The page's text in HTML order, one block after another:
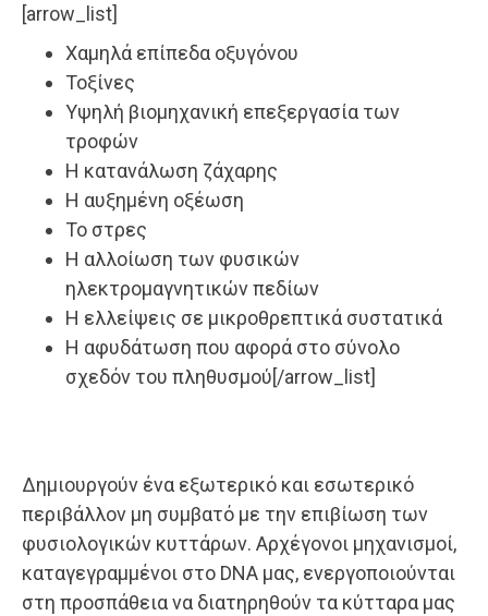
[arrow_list]
Χαμηλά επίπεδα οξυγόνου
Τοξίνες
Υψηλή βιομηχανική επεξεργασία των
τροφών
Η κατανάλωση ζάχαρης
Η αυξημένη οξέωση
Το στρες
Η αλλοίωση των φυσικών
ηλεκτρομαγνητικών πεδίων
Η ελλείψεις σε μικροθρεπτικά συστατικά
Η αφυδάτωση που αφορά στο σύνολο
σχεδόν του πληθυσμού[/arrow_list]
Δημιουργούν ένα εξωτερικό και εσωτερικό
περιβάλλον μη συμβατό με την επιβίωση των
φυσιολογικών κυττάρων. Αρχέγονοι μηχανισμοί,
καταγεγραμμένοι στο DNA μας, ενεργοποιούνται
στη προσπάθεια να διατηρηθούν τα κύτταρα μας